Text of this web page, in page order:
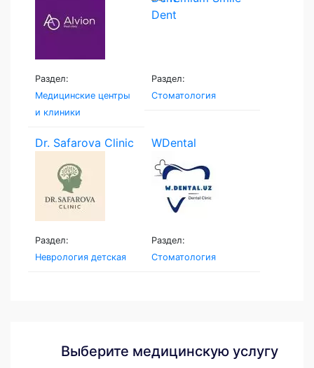
Раздел:
Медицинские центры
и клиники
Раздел:
Стоматология
Dr. Safarova Clinic
Раздел:
Неврология детская
WDental
Раздел:
Стоматология
Выберите медицинскую услугу